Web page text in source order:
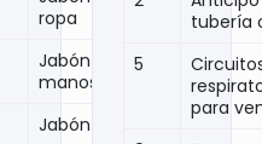
ropa
Jabón para
manos
Jabón cuerpo
tubería
5
para